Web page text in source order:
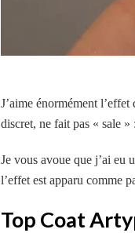
J’aime énormément
discret, ne fait pas « sale
Je vous avoue que j’ai eu
l’effet est apparu comme
Top Coat